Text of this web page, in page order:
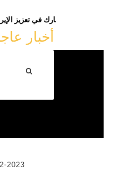
يشيد بجهود الجمارك في تعزيز
أخبار
2022-2023 بناء